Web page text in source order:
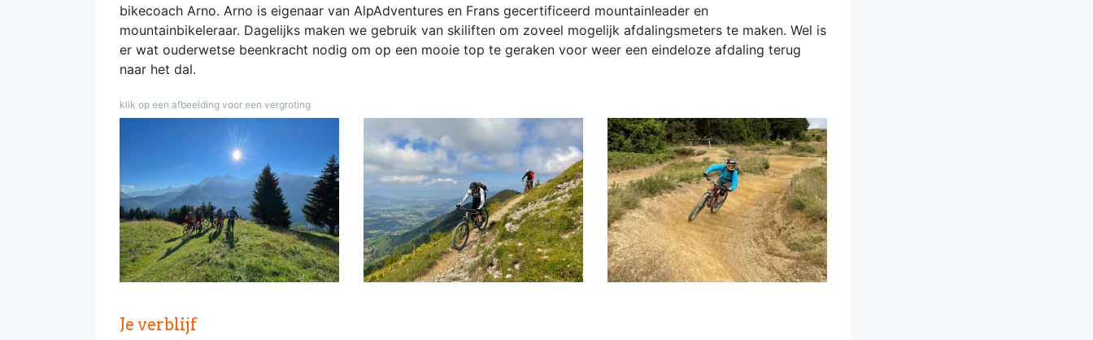
bikecoach Arno. Arno is eigenaar van AlpAdventures en Frans gecertificeerd mountainleader en
mountainbikeleraar. Dagelijks maken we gebruik van skiliften om zoveel mogelijk afdalingsmeters te maken. Wel is
er wat ouderwetse beenkracht nodig om op een mooie top te geraken voor weer een eindeloze afdaling terug
naar het dal.
klik op een afbeelding voor een vergroting
Je verblijf